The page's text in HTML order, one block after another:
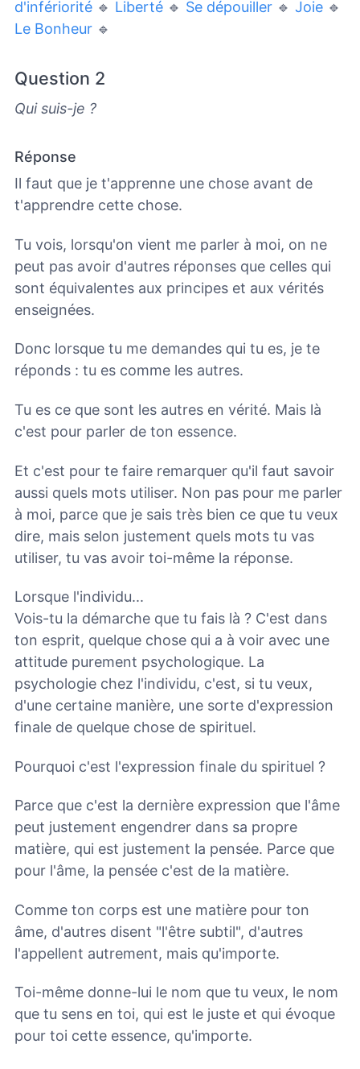
d'infériorité 🔹 Liberté 🔹 Se dépouiller 🔹 Joie 🔹
Le Bonheur 🔹
Question 2
Qui suis-je ?
Réponse
Il faut que je t'apprenne une chose avant de
t'apprendre cette chose.
Tu vois, lorsqu'on vient me parler à moi, on ne
peut pas avoir d'autres réponses que celles qui
sont équivalentes aux principes et aux vérités
enseignées.
Donc lorsque tu me demandes qui tu es, je te
réponds : tu es comme les autres.
Tu es ce que sont les autres en vérité. Mais là
c'est pour parler de ton essence.
Et c'est pour te faire remarquer qu'il faut savoir
aussi quels mots utiliser. Non pas pour me parler
à moi, parce que je sais très bien ce que tu veux
dire, mais selon justement quels mots tu vas
utiliser, tu vas avoir toi-même la réponse.
Lorsque l'individu...
Vois-tu la démarche que tu fais là ? C'est dans
ton esprit, quelque chose qui a à voir avec une
attitude purement psychologique. La
psychologie chez l'individu, c'est, si tu veux,
d'une certaine manière, une sorte d'expression
finale de quelque chose de spirituel.
Pourquoi c'est l'expression finale du spirituel ?
Parce que c'est la dernière expression que l'âme
peut justement engendrer dans sa propre
matière, qui est justement la pensée. Parce que
pour l'âme, la pensée c'est de la matière.
Comme ton corps est une matière pour ton
âme, d'autres disent "l'être subtil", d'autres
l'appellent autrement, mais qu'importe.
Toi-même donne-lui le nom que tu veux, le nom
que tu sens en toi, qui est le juste et qui évoque
pour toi cette essence, qu'importe.